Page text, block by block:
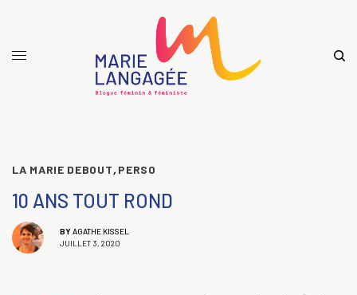
LA MARIE DEBOUT, PERSO
10 ANS TOUT ROND
BY AGATHE KISSEL
JUILLET 3, 2020